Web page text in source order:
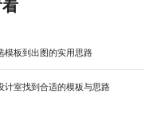
这些场景做了初步优化。
模板，从中找到那个在活
专业。通过调整配色方案
模板到出图的实用思路
计室找到合适的模板与思路